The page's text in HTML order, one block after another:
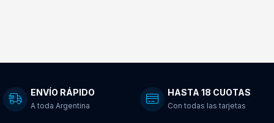
ENVÍO RÁPIDO
A toda Argentina
HASTA 18 CUOTAS
Con todas las tarjetas